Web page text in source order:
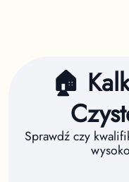
🏠
Sprawdź czy